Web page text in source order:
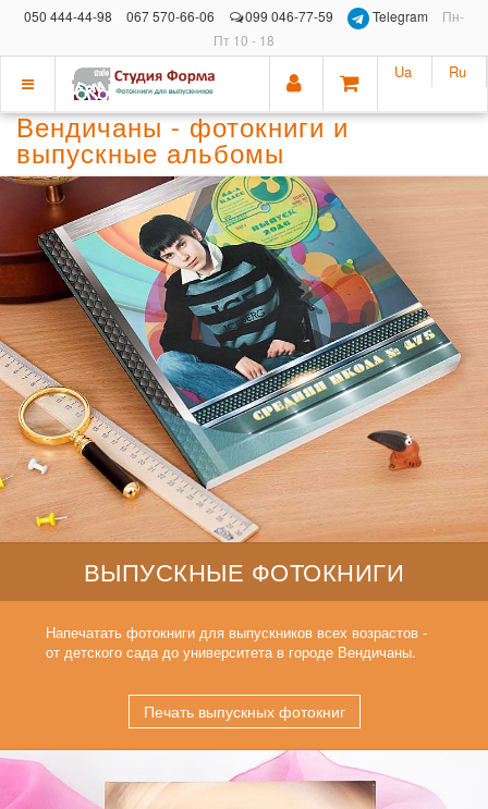
050 444-44-98 067 570-66-06 099 046-77-59 Telegram
Пн-
Пт 10 - 18
Показать
меню
Ua Ru
Вендичаны - фотокниги и
выпускные альбомы
ВЫПУСКНЫЕ ФОТОКНИГИ
Напечатать фотокниги для выпускников всех возрастов -
от детского сада до университета в городе Вендичаны.
Печать выпускных фотокниг